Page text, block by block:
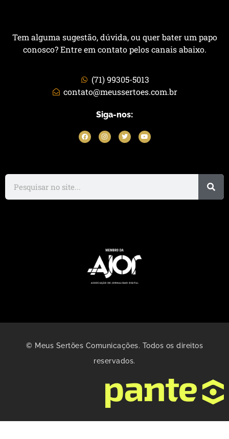
Tem alguma sugestão, dúvida, ou quer bater um papo
conosco? Entre em contato pelos canais abaixo.
(71) 99305-5013
contato@meussertoes.com.br
Siga-nos:
© Meus Sertões Comunicações. Todos os direitos
reservados.